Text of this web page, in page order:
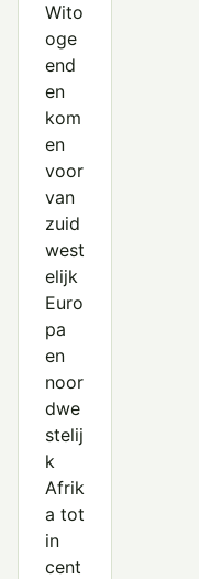
Wito
oge
end
en
kom
en
voor
van
zuid
west
elijk
Euro
pa
en
noor
dwe
stelij
k
Afrik
a tot
in
cent